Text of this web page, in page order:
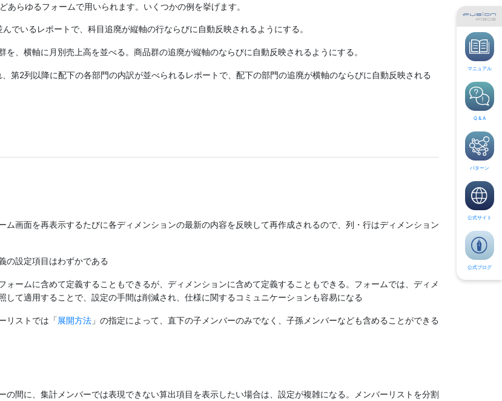
あらゆるフォームで用いられます。いくつかの例を挙げます。
でいるレポートで、科目追廃が縦軸の行ならびに自動反映されるようにする。
を、横軸に月別売上高を並べる。商品群の追廃が縦軸のならびに自動反映されるようにする。
第2列以降に配下の各部門の内訳が並べられるレポートで、配下の部門の追廃が横軸のならびに自動反映される
ム画面を再表示するたびに各ディメンションの最新の内容を反映して再作成されるので、列・行はディメンション
の設定項目はわずかである
ォームに含めて定義することもできるが、ディメンションに含めて定義することもできる。フォームでは、ディメ
して適用することで、設定の手間は削減され、仕様に関するコミュニケーションも容易になる
リストでは「展開方法 」の指定によって、直下の子メンバーのみでなく、子孫メンバーなども含めることができる
の間に、集計メンバーでは表現できない算出項目を表示したい場合は、設定が複雑になる。メンバーリストを分割
マニュアル
Q & A
パターン
公式サイト
公式ブログ